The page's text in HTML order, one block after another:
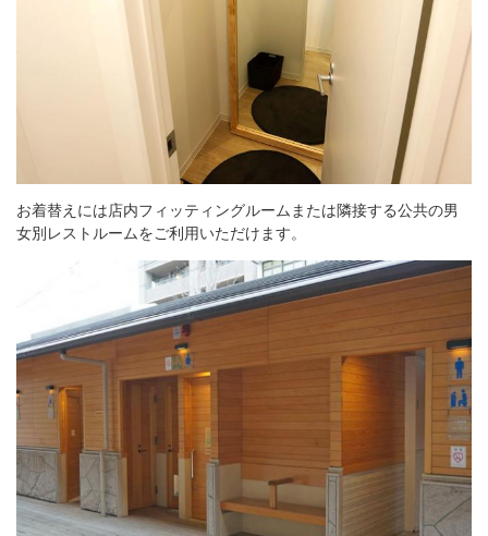
お着替えには店内フィッティングルームまたは隣接する公共の男
女別レストルームをご利用いただけます。